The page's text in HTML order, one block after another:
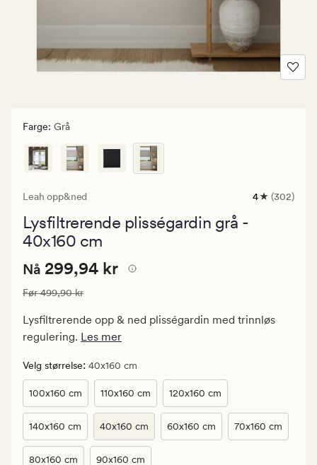
Farge: Grå
Leah opp&ned
302
4 (302)
Lysfiltrerende plisségardin grå -
40x160 cm
Nåværende
299,94
kr.
Vanlig
499,90
kr
Nåværende pris
Nå 299,94 kr
Vanlig pris 499,90 kr
Før499,90 kr
Lysfiltrerende opp & ned plisségardin med trinnløs
regulering. Les mer
Velg størrelse: 40x160 cm
100x160 cm 110x160 cm 120x160 cm
140x160 cm 40x160 cm 60x160 cm 70x160 cm
80x160 cm 90x160 cm